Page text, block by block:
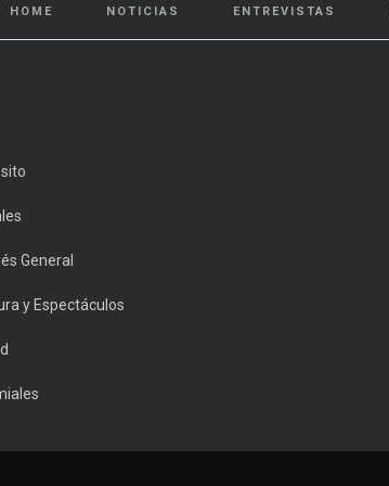
HOME NOTICIAS ENTREVISTAS
General
y Espectáculos